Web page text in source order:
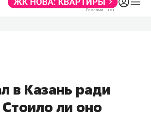
в Казань ради
ли оно